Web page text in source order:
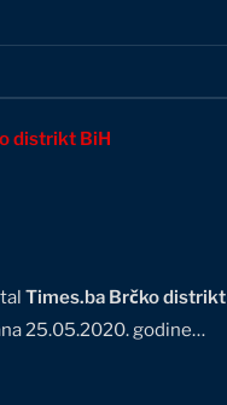
distrikt BiH
Times.ba Brčko distrikt
25.05.2020. godine…